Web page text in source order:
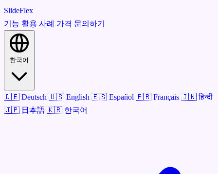
SlideFlex
기능 활용 사례 가격 문의하기
한국어
🇩🇪 Deutsch 🇺🇸 English 🇪🇸 Español 🇫🇷 Français 🇮🇳 हिन्दी
🇯🇵 日本語 🇰🇷 한국어